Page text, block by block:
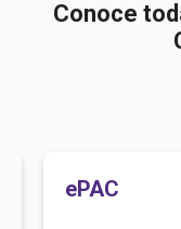
Conoce
ePAC